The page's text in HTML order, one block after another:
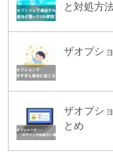
と対処方
ザオプシ
ザオプシ
とめ